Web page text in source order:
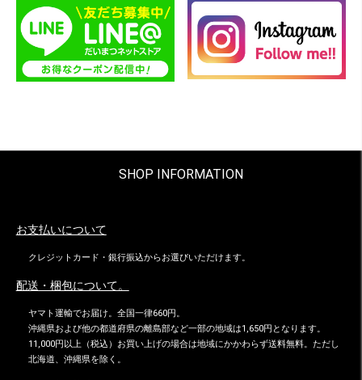
SHOP INFORMATION
お支払いについて
クレジットカード・銀行振込からお選びいただけます。
配送・梱包について。
ヤマト運輸でお届け。全国一律660円。
沖縄県および他の都道府県の離島部など一部の地域は1,650円となります。
11,000円以上（税込）お買い上げの場合は地域にかかわらず送料無料。ただし
北海道、沖縄県を除く。